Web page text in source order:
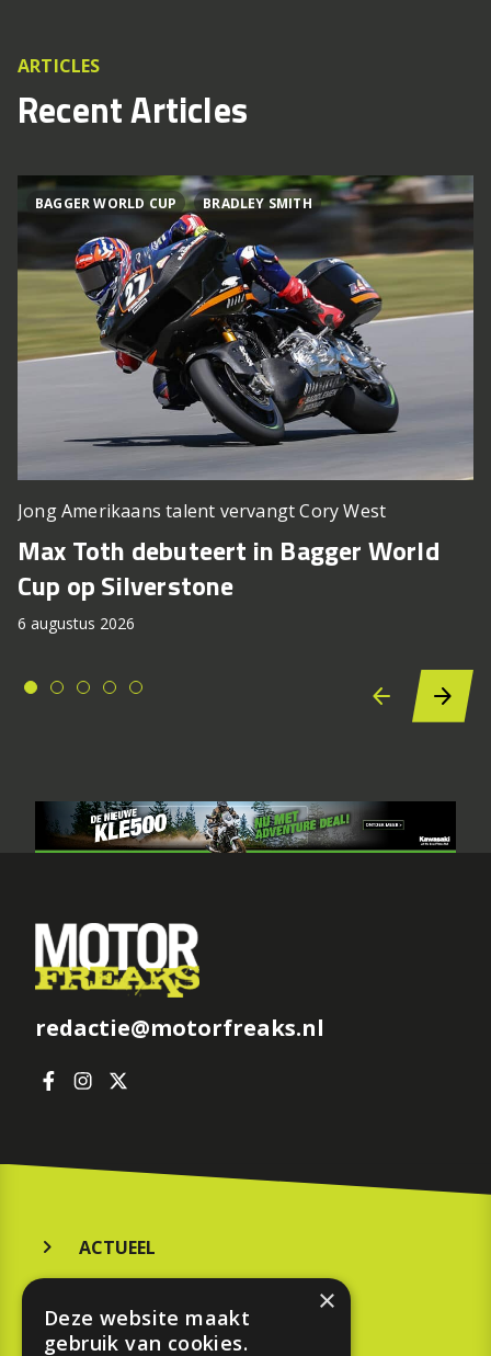
ARTICLES
Recent Articles
BAGGER WORLD CUP BRADLEY SMITH
Jong Amerikaans talent vervangt Cory West
Max Toth debuteert in Bagger World
Cup op Silverstone
6 augustus 2026
redactie@motorfreaks.nl
ACTUEEL
KOOPGIDS
×
Deze website maakt
gebruik van cookies.